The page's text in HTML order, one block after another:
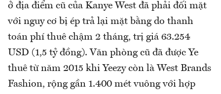
ở địa điểm cũ của Kanye West đã phải đối mặt
với nguy cơ bị ép trả lại mặt bằng do thanh
toán phí thuê chậm 2 tháng, trị giá 63.254
USD (1,5 tỷ đồng). Văn phòng cũ đã được Ye
thuê từ năm 2015 khi Yeezy còn là West Brands
Fashion, rộng gần 1.400 mét vuông với hợp